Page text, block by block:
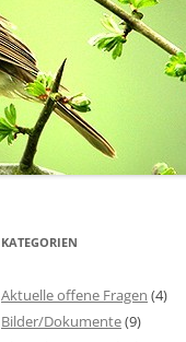
KATEGORIEN
Aktuelle offene Fragen (4)
Bilder/Dokumente(9)